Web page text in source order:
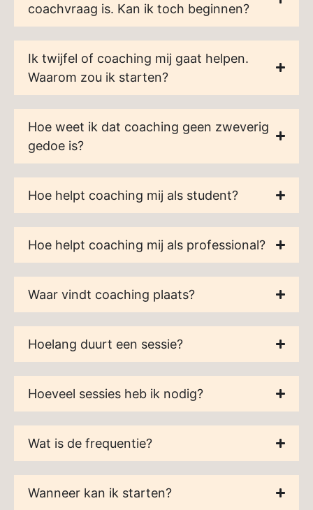
coachvraag is. Kan ik toch beginnen?
Ik twijfel of coaching mij gaat helpen.
Waarom zou ik starten?
Hoe weet ik dat coaching geen zweverig
gedoe is?
Hoe helpt coaching mij als student?
Hoe helpt coaching mij als professional?
Waar vindt coaching plaats?
Hoelang duurt een sessie?
Hoeveel sessies heb ik nodig?
Wat is de frequentie?
Wanneer kan ik starten?